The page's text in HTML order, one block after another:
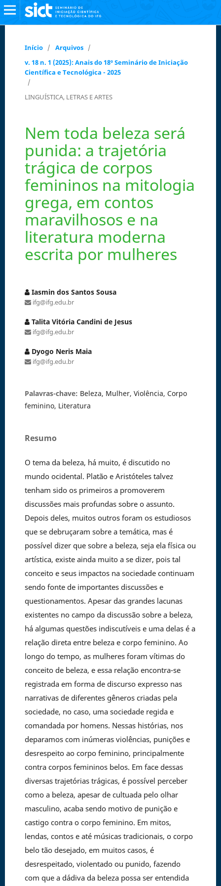
Início / Arquivos /
v. 18 n. 1 (2025): Anais do 18º Seminário de Iniciação
Científica e Tecnológica - 2025
/
LINGUÍSTICA, LETRAS E ARTES
Nem toda beleza será
punida: a trajetória
trágica de corpos
femininos na mitologia
grega, em contos
maravilhosos e na
literatura moderna
escrita por mulheres
Iasmin dos Santos Sousa
ifg@ifg.edu.br
Talita Vitória Candini de Jesus
ifg@ifg.edu.br
Dyogo Neris Maia
ifg@ifg.edu.br
Palavras-chave: Beleza, Mulher, Violência, Corpo
feminino, Literatura
Resumo
O tema da beleza, há muito, é discutido no
mundo ocidental. Platão e Aristóteles talvez
tenham sido os primeiros a promoverem
discussões mais profundas sobre o assunto.
Depois deles, muitos outros foram os estudiosos
que se debruçaram sobre a temática, mas é
possível dizer que sobre a beleza, seja ela física ou
artística, existe ainda muito a se dizer, pois tal
conceito e seus impactos na sociedade continuam
sendo fonte de importantes discussões e
questionamentos. Apesar das grandes lacunas
existentes no campo da discussão sobre a beleza,
há algumas questões indiscutíveis e uma delas é a
relação direta entre beleza e corpo feminino. Ao
longo do tempo, as mulheres foram vítimas do
conceito de beleza, e essa relação encontra-se
registrada em forma de discurso expresso nas
narrativas de diferentes gêneros criadas pela
sociedade, no caso, uma sociedade regida e
comandada por homens. Nessas histórias, nos
deparamos com inúmeras violências, punições e
desrespeito ao corpo feminino, principalmente
contra corpos femininos belos. Em face dessas
diversas trajetórias trágicas, é possível perceber
como a beleza, apesar de cultuada pelo olhar
masculino, acaba sendo motivo de punição e
castigo contra o corpo feminino. Em mitos,
lendas, contos e até músicas tradicionais, o corpo
belo tão desejado, em muitos casos, é
desrespeitado, violentado ou punido, fazendo
com que a dádiva da beleza possa ser entendida